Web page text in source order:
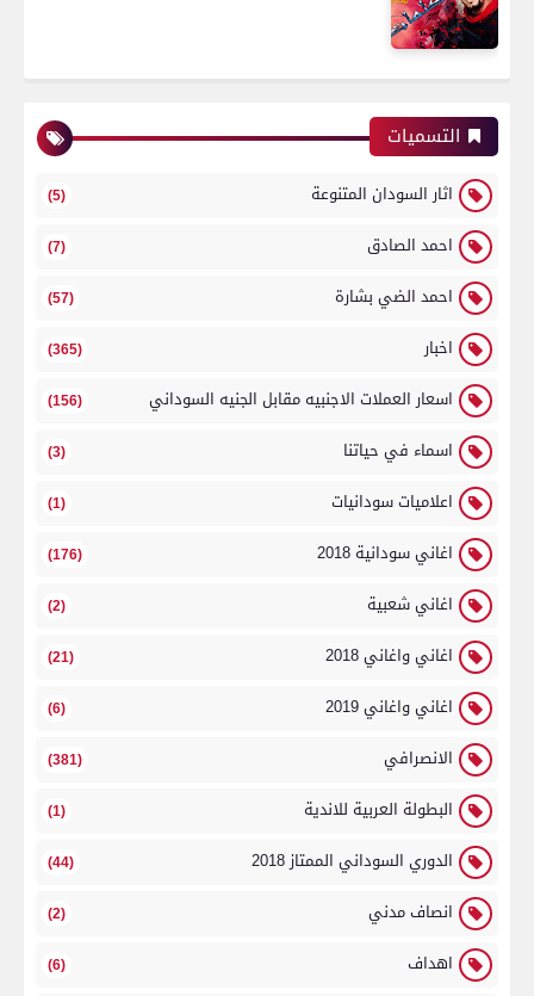
التسميات
اثار السودان المتنوعة (5)
احمد الصادق (7)
احمد الضي بشارة (57)
اخبار (365)
اسعار العملات الاجنبيه مقابل الجنيه السوداني (156)
اسماء في حياتنا (3)
اعلاميات سودانيات (1)
اغاني سودانية 2018 (176)
اغاني شعبية (2)
اغاني واغاني 2018 (21)
اغاني واغاني 2019 (6)
الانصرافي (381)
البطولة العربية للاندية (1)
الدوري السوداني الممتاز 2018 (44)
انصاف مدني (2)
اهداف (6)